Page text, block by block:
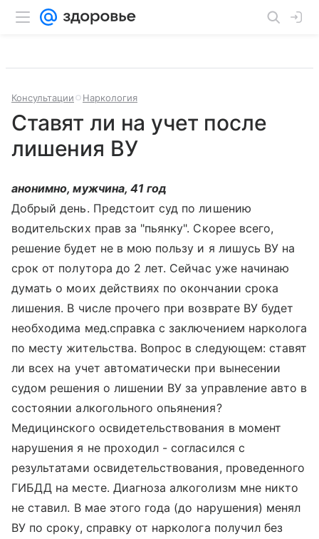
Консультации Наркология
Ставят ли на учет после
лишения ВУ
анонимно, мужчина, 41 год
Добрый день. Предстоит суд по лишению
водительских прав за "пьянку". Скорее всего,
решение будет не в мою пользу и я лишусь ВУ на
срок от полутора до 2 лет. Сейчас уже начинаю
думать о моих действиях по окончании срока
лишения. В числе прочего при возврате ВУ будет
необходима мед.справка с заключением нарколога
по месту жительства. Вопрос в следующем: ставят
ли всех на учет автоматически при вынесении
судом решения о лишении ВУ за управление авто в
состоянии алкогольного опьянения?
Медицинского освидетельствования в момент
нарушения я не проходил - согласился с
результатами освидетельствования, проведенного
ГИБДД на месте. Диагноза алкоголизм мне никто
не ставил. В мае этого года (до нарушения) менял
ВУ по сроку, справку от нарколога получил без